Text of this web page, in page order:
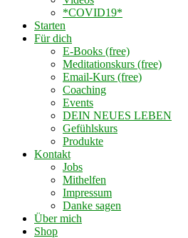
*COVID19*
Starten
Für dich
E-Books (free)
Meditationskurs (free)
Email-Kurs (free)
Coaching
Events
DEIN NEUES LEBEN
Gefühlskurs
Produkte
Kontakt
Jobs
Mithelfen
Impressum
Danke sagen
Über mich
Shop